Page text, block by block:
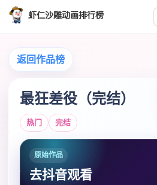
虾仁沙雕动画排行榜
返回作品榜
最狂差役（完结）
热门 完结
原始作品
去抖音观看